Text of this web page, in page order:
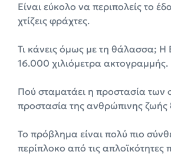
Είναι εύκολο να περιπολείς το
χτίζεις φράχτες.
Τι κάνεις όμως με τη θάλασσα; Η
16.000 χιλιόμετρα ακτογραμμής.
Πού σταματάει η προστασία των
προστασία της ανθρώπινης ζωής
Το πρόβλημα είναι πολύ πιο
περίπλοκο από τις